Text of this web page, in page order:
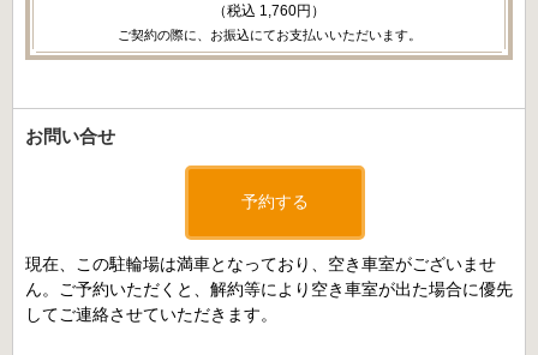
（税込 1,760円）
ご契約の際に、お振込にてお支払いいただいます。
お問い合せ
予約する
現在、この駐輪場は満車となっており、空き車室がございませ
ん。ご予約いただくと、解約等により空き車室が出た場合に優先
してご連絡させていただきます。